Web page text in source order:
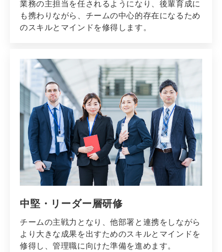
業務の主担当を任されるようになり、後輩育成に
も携わりながら、チームの中心的存在になるため
のスキルとマインドを修得します。
中堅・リーダー層研修
チームの主戦力となり、他部署と連携をしながら
より大きな成果を出すためのスキルとマインドを
修得し、管理職に向けた準備を進めます。